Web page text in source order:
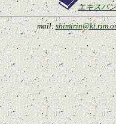
エキスパ
mail: